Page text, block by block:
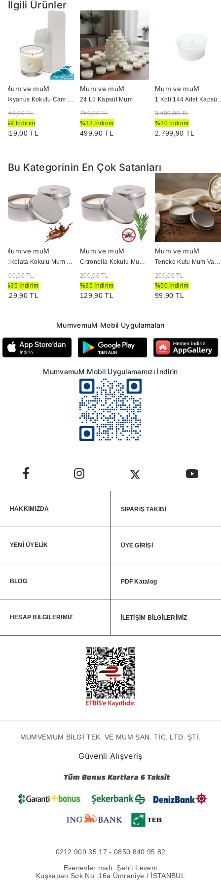
Mum ve muM kalitesiyle, kaliteli malzeme ve dikkatli
üretim sayesinde uzun süreli yanma performansı sunar.
İlgili Ürünler
Mum ve muM
Okyanus Kokulu Cam Bardak İçi Mum
350,00 TL
%9 İndirim
319,00 TL
Mum ve muM
24 Lü Kapsül Mum
750,00 TL
%33 İndirim
499,90 TL
Mum ve muM
1 Koli 144
3.500,00 TL
%20 İndirim
2.799,90 TL
Bu Kategorinin En Çok Satanları
Mum ve muM
Çikolata Kokulu Mum Yuvarlak Metal Kutuda
200,00 TL
%35 İndirim
129,90 TL
Mum ve muM
Citronella Kokulu Mum Yuvarlak Metal Kutuda
200,00 TL
%35 İndirim
129,90 TL
Mum ve muM
Teneke Kutu Mum Vanilya Kokulu
200,00 TL
%50 İndirim
99,90 TL
MumvemuM Mobil Uygulamaları
MumvemuM Mobil Uygulamamızı İndirin
HAKKIMIZDA SİPARİŞ TAKİBİ
YENİ ÜYELİK ÜYE GİRİŞİ
BLOG PDF Katalog
HESAP BİLGİLERİMİZ İLETİŞİM BİLGİLERİMİZ
MUMVEMUM BİLGİ TEK. VE MUM SAN. TİC. LTD. ŞTİ.
Güvenli Alışveriş
0212 909 35 17 - 0850 840 95 82
Esenevler mah. Şehit Levent
Kuşkapan Sok No :16a Ümraniye / İSTANBUL